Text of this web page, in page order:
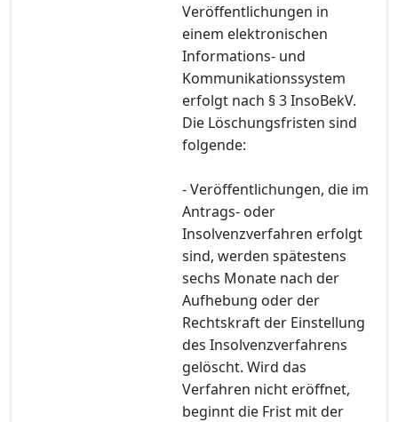
Veröffentlichungen in
einem elektronischen
Informations- und
Kommunikationssystem
erfolgt nach § 3 InsoBekV.
Die Löschungsfristen sind
folgende:
- Veröffentlichungen, die im
Antrags- oder
Insolvenzverfahren erfolgt
sind, werden spätestens
sechs Monate nach der
Aufhebung oder der
Rechtskraft der Einstellung
des Insolvenzverfahrens
gelöscht. Wird das
Verfahren nicht eröffnet,
beginnt die Frist mit der